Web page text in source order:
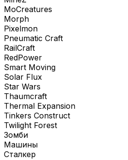
MoCreatures
Morph
Pixelmon
Pneumatic Craft
RailCraft
RedPower
Smart Moving
Solar Flux
Star Wars
Thaumcraft
Thermal Expansion
Tinkers Construct
Twilight Forest
Зомби
Машины
Сталкер